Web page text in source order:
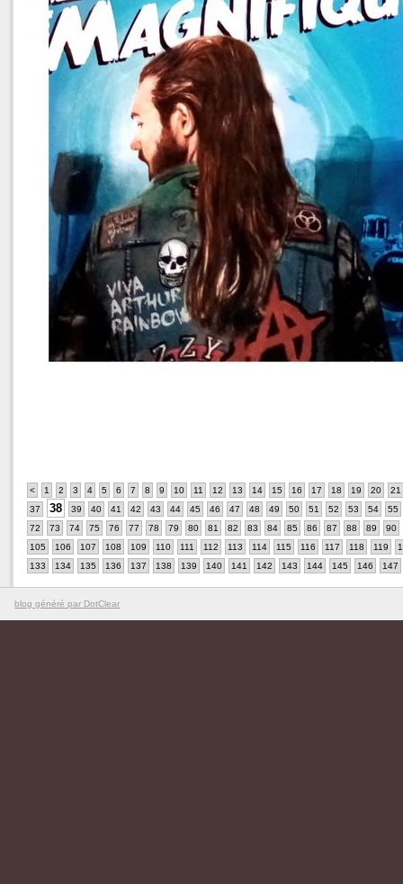
< 1 2 3 4 5 6 7 8 9 10 11 12 13 14 15 16 17 18 19 20
21
37
38 39 40 41 42 43 44 45 46 47 48 49 50 51 52 53 54
55
72
73 74 75 76 77 78 79 80 81 82 83 84 85 86 87 88 89
90
105
106 107 108 109 110 111 112 113 114 115 116 117 118 119
133
134 135 136 137 138 139 140 141 142 143 144 145 146 147
blog généré par DotClear